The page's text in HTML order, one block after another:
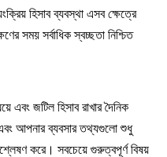
হিসাব ব্যবস্থা এসব ক্ষেত্রে
সময় সর্বাধিক স্বচ্ছতা নিশ্চিত
এবং জটিল হিসাব রাখার দৈনিক
আপনার ব্যবসার তথ্যগুলো শুধু
করে। সবচেয়ে গুরুত্বপূর্ণ বিষয়